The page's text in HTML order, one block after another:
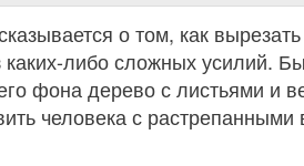
о том, как
либо сложных усилий.
фона дерево с листьями и
человека с